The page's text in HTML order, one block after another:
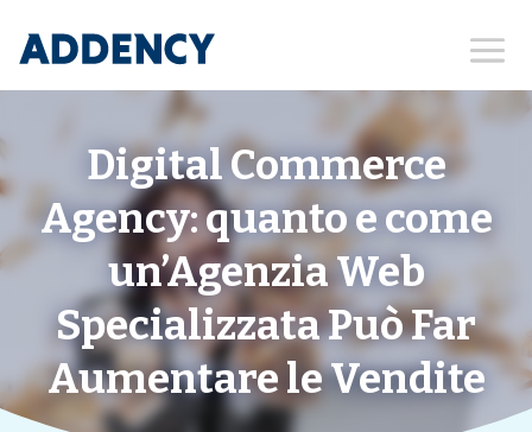
Digital Commerce
Agency: quanto e come
un’Agenzia Web
Specializzata Può Far
Aumentare le Vendite